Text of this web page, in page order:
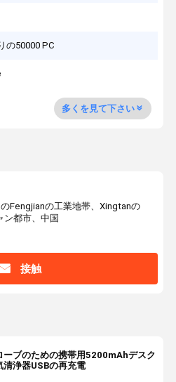
の50000 PC
多くを見て下さい
Fengjianの工業地帯、Xingtanの
ン都市、中国
接触
ーブのための携帯用5200mAhデスク
清浄器USBの再充電